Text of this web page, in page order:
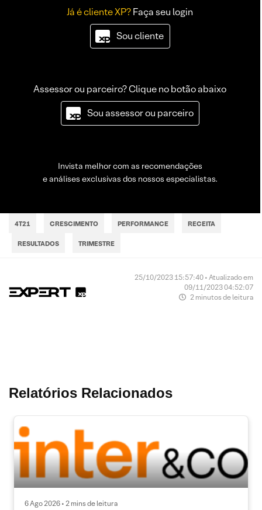
Já é cliente XP?Faça seu login
Sou cliente
Assessor ou parceiro? Clique no botão abaixo
Sou assessor ou parceiro
Invista melhor com as recomendações
e análises exclusivas dos nossos especialistas.
4T21 CRESCIMENTO PERFORMANCE RECEITA
RESULTADOS TRIMESTRE
25/10/2023 15:57:40 • Atualizado em
09/11/2023 04:52:07
2 minutos de leitura
Relatórios Relacionados
6 Ago 2026 • 2 mins de leitura